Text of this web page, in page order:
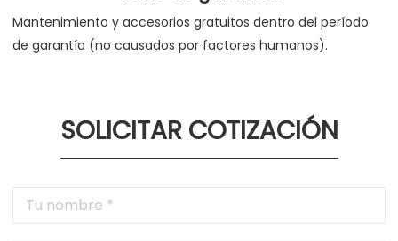
Mantenimiento y accesorios gratuitos dentro del período
de garantía (no causados por factores humanos).
SOLICITAR COTIZACIÓN